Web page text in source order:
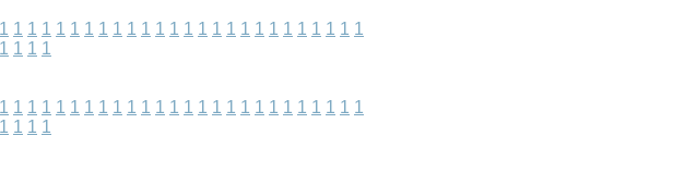
1 1 1 1 1 1 1 1 1 1 1 1 1 1 1 1 1 1 1 1 1 1 1 1 1 1
1 1 1 1
1 1 1 1 1 1 1 1 1 1 1 1 1 1 1 1 1 1 1 1 1 1 1 1 1 1
1 1 1 1